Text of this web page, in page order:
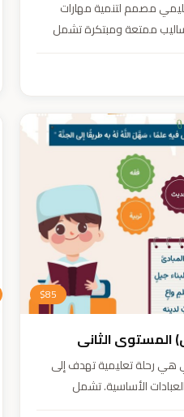
مصمم لتنمية مهارات
ممتعة ومبتكرة تشمل
إلى تعزيز قدرات الطلاب
$85
المستوى الثاني
هي رحلة تعليمية تهدف إلى
الأساسية. تشمل